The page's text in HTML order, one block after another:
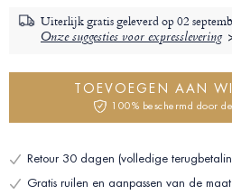
Uiterlijk gratis geleverd op02
Onze suggesties voor expresslevering
TOEVOEGEN AAN
100% beschermd door
Retour 30 dagen (volledige
Gratis ruilen en aanpassen van de maat